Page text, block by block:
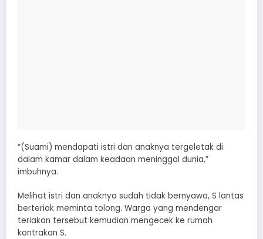
“(Suami) mendapati istri dan anaknya tergeletak di
dalam kamar dalam keadaan meninggal dunia,”
imbuhnya.
Melihat istri dan anaknya sudah tidak bernyawa, S lantas
berteriak meminta tolong. Warga yang mendengar
teriakan tersebut kemudian mengecek ke rumah
kontrakan S.